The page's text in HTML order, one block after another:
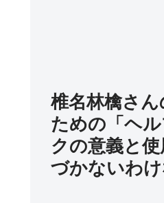
椎名林檎さ
ための「ヘ
クの意義と
づかないわ